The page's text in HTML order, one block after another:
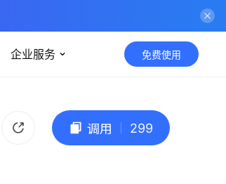
企业服务 免费使用
调用 299